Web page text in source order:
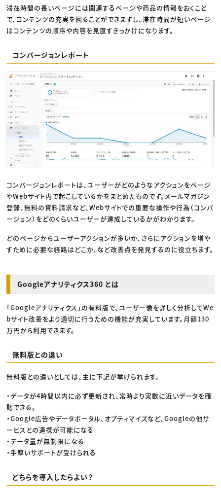
滞在時間の長いページには関連するページや商品の情報をおくこと
で、コンテンツの充実を図ることができますし、滞在時間が短いページ
はコンテンツの順序や内容を見直すきっかけになります。
コンバージョンレポート
コンバージョンレポートは、ユーザーがどのようなアクションをページ
やWebサイト内で起こしているかをまとめたものです。メールマガジン
登録、無料の資料請求など、Webサイトでの重要な操作や行為（コンバ
ージョン）をどのくらいユーザーが達成しているかがわかります。
どのページからユーザーアクションが多いか、さらにアクションを増や
すために必要な経路はどこか、など改善点を発見するのに役立ちます。
Googleアナリティクス360 とは
「Googleアナリティクス」の有料版で、ユーザー像を詳しく分析してWe
bサイト改善をより適切に行うための機能が充実しています。月額130
万円から利用できます。
無料版との違い
無料版との違いとしては、主に下記が挙げられます。
・データが4時間以内に必ず更新され、常時より実数に近いデータを確
認できる。
・Google広告やデータポータル、オプティマイズなど、Googleの他サ
ービスとの連携が可能になる
・データ量が無制限になる
・手厚いサポートが受けられる
どちらを導入したらよい？